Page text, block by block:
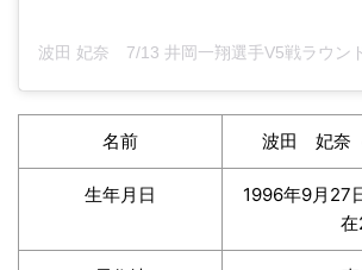
波田 妃奈 7/13 井岡一翔選手V5戦ラウン
名前 波田 妃奈
生年月日
1996年9月